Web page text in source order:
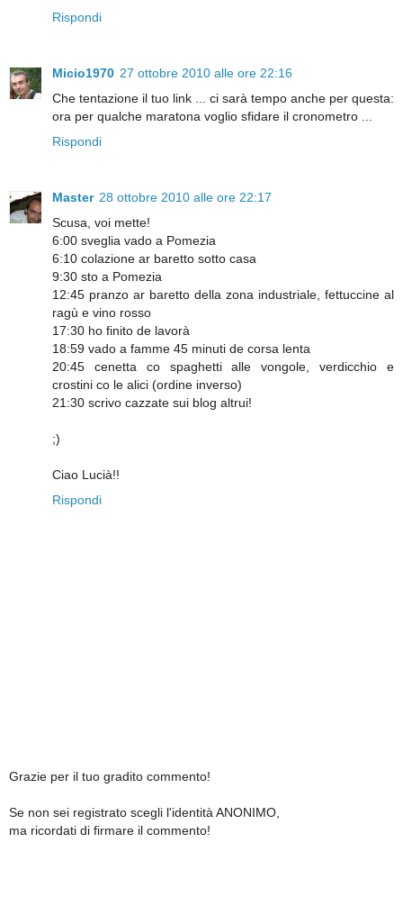
Rispondi
Micio1970 27 ottobre 2010 alle ore 22:16
Che tentazione il tuo link ... ci sarà tempo anche per questa:
ora per qualche maratona voglio sfidare il cronometro ...
Rispondi
Master 28 ottobre 2010 alle ore 22:17
Scusa, voi mette!
6:00 sveglia vado a Pomezia
6:10 colazione ar baretto sotto casa
9:30 sto a Pomezia
12:45 pranzo ar baretto della zona industriale, fettuccine al
ragù e vino rosso
17:30 ho finito de lavorà
18:59 vado a famme 45 minuti de corsa lenta
20:45 cenetta co spaghetti alle vongole, verdicchio e
crostini co le alici (ordine inverso)
21:30 scrivo cazzate sui blog altrui!
;)
Ciao Lucià!!
Rispondi
Grazie per il tuo gradito commento!
Se non sei registrato scegli l'identità ANONIMO,
ma ricordati di firmare il commento!